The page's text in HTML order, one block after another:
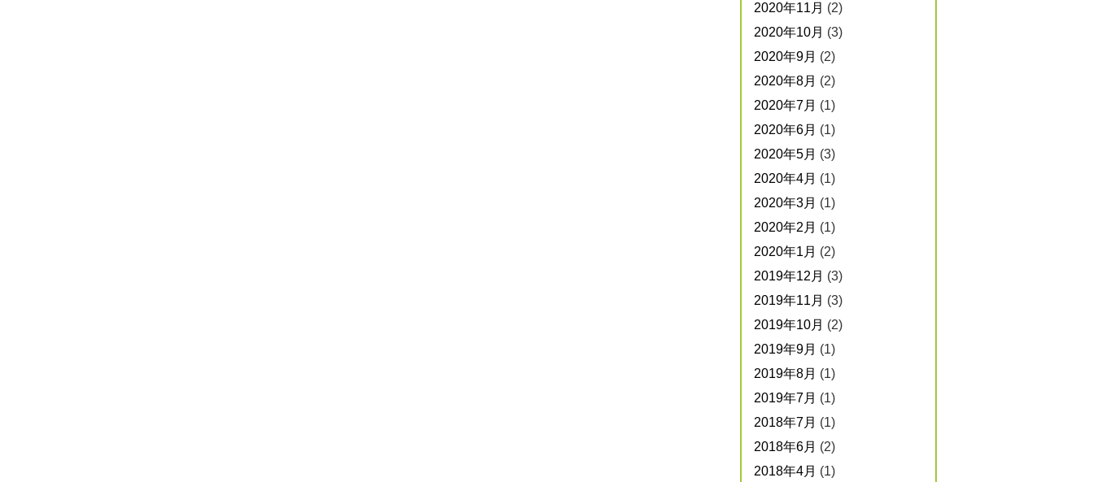
2020年11月 (2)
2020年10月 (3)
2020年9月 (2)
2020年8月 (2)
2020年7月 (1)
2020年6月 (1)
2020年5月 (3)
2020年4月 (1)
2020年3月 (1)
2020年2月 (1)
2020年1月 (2)
2019年12月 (3)
2019年11月 (3)
2019年10月 (2)
2019年9月 (1)
2019年8月 (1)
2019年7月 (1)
2018年7月 (1)
2018年6月 (2)
2018年4月 (1)